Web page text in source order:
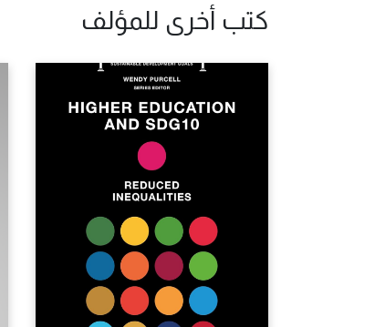
كتب أخرى للمؤلف